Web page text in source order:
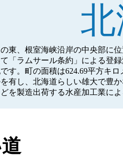
東、根室海峡沿岸の中央部に
「ラムサール条約」による登
す。町の面積は624.69平方キ
有し、北海道らしい雄大で豊
を製造出荷する水産加工業に